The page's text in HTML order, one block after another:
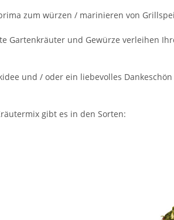
zum würzen / marinieren von
Gartenkräuter und Gewürze verleihen
und / oder ein liebevolles
gibt es in den Sorten: